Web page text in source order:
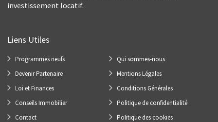
investissement locatif.
Liens Utiles
Programmes neufs
Devenir Partenaire
Loi et Finances
Conseils Immobilier
Contact
Qui sommes-nous
Mentions Légales
Conditions Générales
Politique de confidentialité
Politique des cookies